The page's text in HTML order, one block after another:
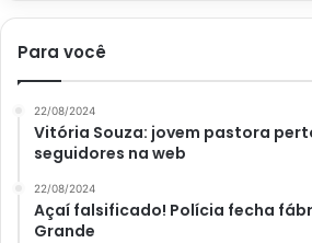
Para você
22/08/2024
Vitória Souza: jovem pastora
seguidores na web
22/08/2024
Açaí falsificado! Polícia fecha
Grande